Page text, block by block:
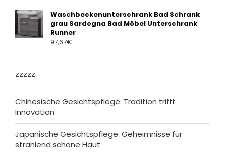
Waschbeckenunterschrank Bad Schrank
grau Sardegna Bad Möbel Unterschrank
Runner
97,67€
zzzzz
Chinesische Gesichtspflege: Tradition trifft
Innovation
Japanische Gesichtspflege: Geheimnisse für
strahlend schöne Haut